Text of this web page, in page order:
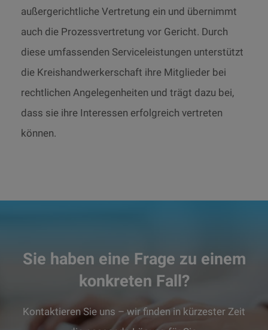
außergerichtliche Vertretung ein und übernimmt
auch die Prozessvertretung vor Gericht. Durch
diese umfassenden Serviceleistungen unterstützt
die Kreishandwerkerschaft ihre Mitglieder bei
rechtlichen Angelegenheiten und trägt dazu bei,
dass sie ihre Interessen erfolgreich vertreten
können.
Sie haben eine Frage zu einem
konkreten Fall?
Kontaktieren Sie uns – wir finden in kürzester Zeit